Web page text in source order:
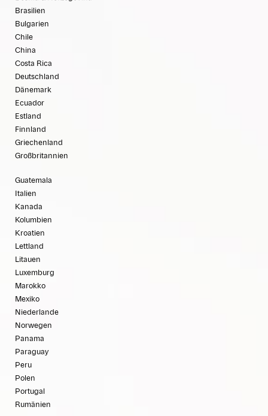
Brasilien
Bulgarien
Chile
China
Costa Rica
Deutschland
Dänemark
Ecuador
Estland
Finnland
Griechenland
Großbritannien
Guatemala
Italien
Kanada
Kolumbien
Kroatien
Lettland
Litauen
Luxemburg
Marokko
Mexiko
Niederlande
Norwegen
Panama
Paraguay
Peru
Polen
Portugal
Rumänien